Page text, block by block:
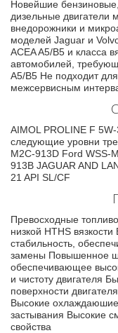
Новейшие
дизельные двигатели
внедорожники и
моделей Jaguar и
ACEA A5/B5 и класса
автомобилей,
A5/B5 Не подходит
межсервисным
AIMOL PROLINE F
следующие уровни
M2C-913D Ford WSS-
913B JAGUAR AND
21 API SL/CF
Превосходные
низкой HTHS
стабильность,
замены Повышенное
обеспечивающее
и чистоту двигателя
поверхности
Высокие охлаждаюшие
застывания Высокие
свойства